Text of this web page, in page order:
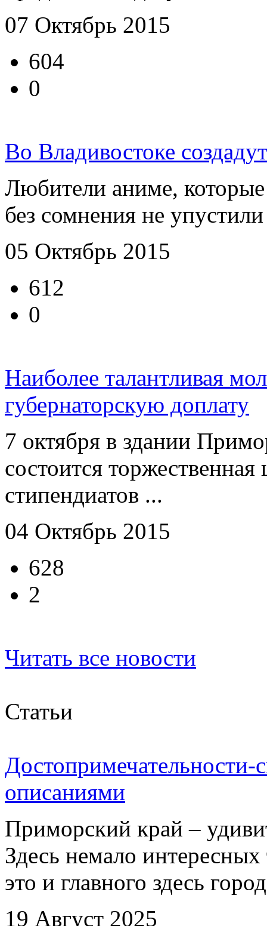
07 Октябрь 2015
604
0
Во Владивостоке
Любители аниме,
без сомнения не
05 Октябрь 2015
612
0
Наиболее талантливая
губернаторскую доплату
7 октября в здании
состоится
стипендиатов ...
04 Октябрь 2015
628
2
Читать все новости
Статьи
описаниями
Приморский край –
Здесь немало интересных
это и главного здесь
19 Август 2025